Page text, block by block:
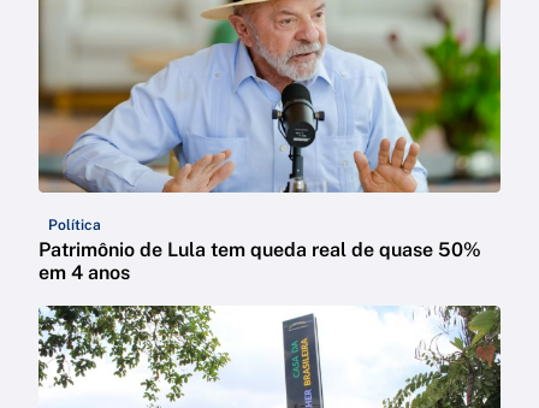
Política
Patrimônio de Lula tem queda real de quase 50%
em 4 anos